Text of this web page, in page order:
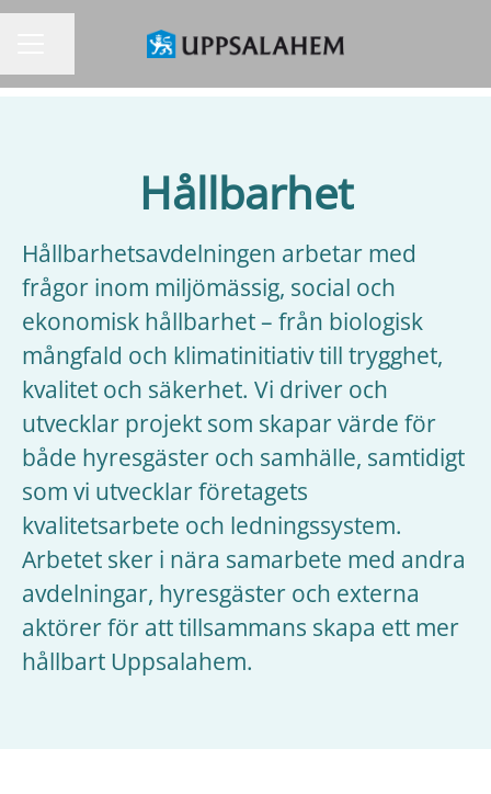
Hållbarhet
Hållbarhetsavdelningen arbetar med
frågor inom miljömässig, social och
ekonomisk hållbarhet – från biologisk
mångfald och klimatinitiativ till trygghet,
kvalitet och säkerhet. Vi driver och
utvecklar projekt som skapar värde för
både hyresgäster och samhälle, samtidigt
som vi utvecklar företagets
kvalitetsarbete och ledningssystem.
Arbetet sker i nära samarbete med andra
avdelningar, hyresgäster och externa
aktörer för att tillsammans skapa ett mer
hållbart Uppsalahem.